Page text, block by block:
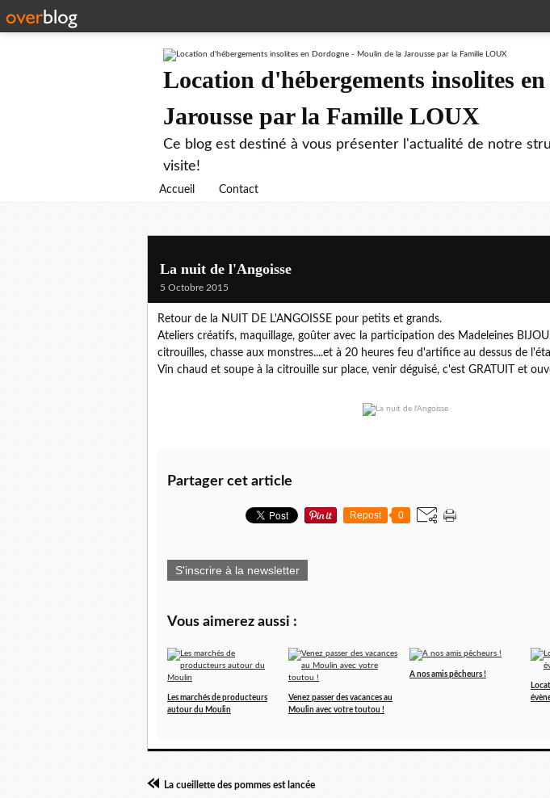
Location d'hébergements insolites
Jarousse par la Famille LOUX
Ce blog est destiné à vous présenter l'actualité de notre
visite!
Accueil Contact
La nuit de l'Angoisse
5 Octobre 2015
Retour de la NUIT DE L'ANGOISSE pour petits et grands.
Ateliers créatifs, maquillage, goûter avec la participation des Madeleines
citrouilles, chasse aux monstres....et à 20 heures feu d'artifice au dessus de
Vin chaud et soupe à la citrouille sur place, venir déguisé, c'est GRATUIT et
Partager cet article
Repost 0
S'inscrire à la newsletter
Vous aimerez aussi :
Les marchés de producteurs
autour du Moulin
Venez passer des vacances au
Moulin avec votre toutou !
A nos amis pêcheurs !
La cueillette des pommes est lancée